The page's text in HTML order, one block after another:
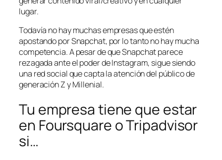
lugar.
Todavía no hay muchas empresas que estén
apostando por Snapchat, por lo tanto no hay mucha
competencia. A pesar de que Snapchat parece
rezagada ante el poder de Instagram, sigue siendo
una red social que capta la atención del público de
generación Z y Millenial.
Tu empresa tiene que estar
en Foursquare o Tripadvisor
si…